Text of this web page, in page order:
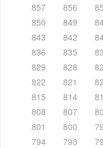
857
856
850
849
843
842
836
835
829
828
822
821
815
814
808
807
801
800
794
793